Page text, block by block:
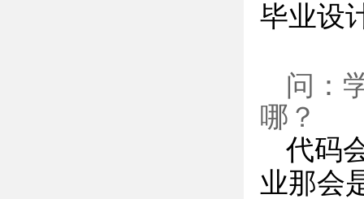
毕业设
问：
哪？
代码
业那会